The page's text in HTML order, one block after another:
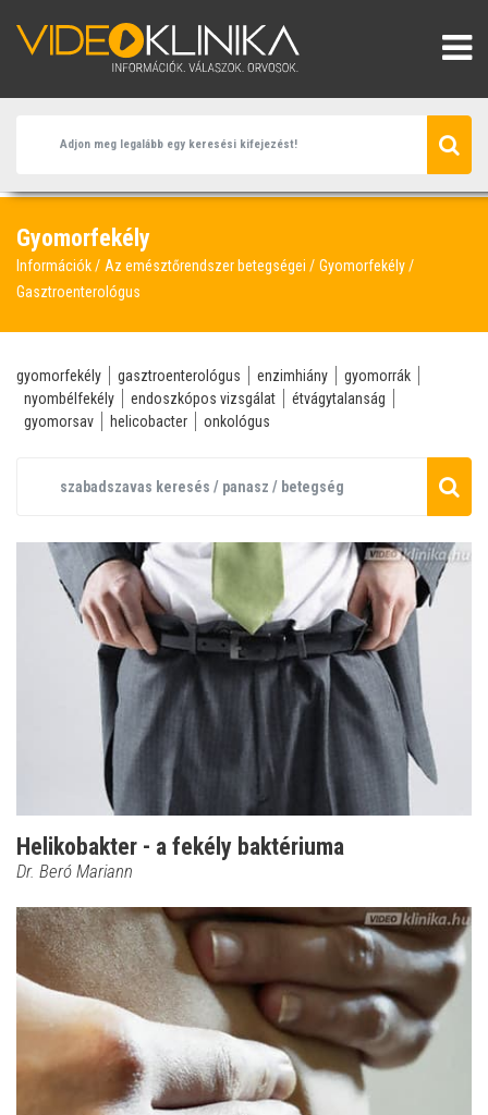
Gyomorfekély
Információk Az emésztőrendszer betegségei
Gyomorfekély
Gasztroenterológus
gyomorfekély gasztroenterológus enzimhiány
gyomorrák
nyombélfekély
endoszkópos vizsgálat
étvágytalanság
gyomorsav
helicobacter onkológus
Helikobakter - a fekély baktériuma
Dr. Beró Mariann